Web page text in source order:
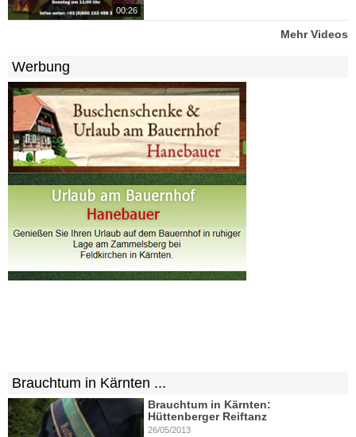
00:26
Mehr Videos
Werbung
Brauchtum in Kärnten ...
Brauchtum in Kärnten:
Hüttenberger Reiftanz
26/05/2013